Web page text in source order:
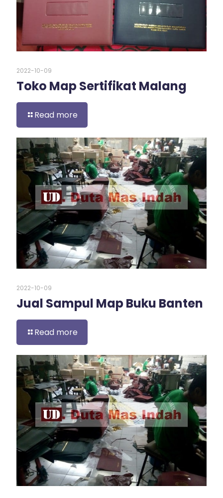
2022-10-09
Toko Map Sertifikat Malang
Read more
2022-10-09
Jual Sampul Map Buku Banten
Read more